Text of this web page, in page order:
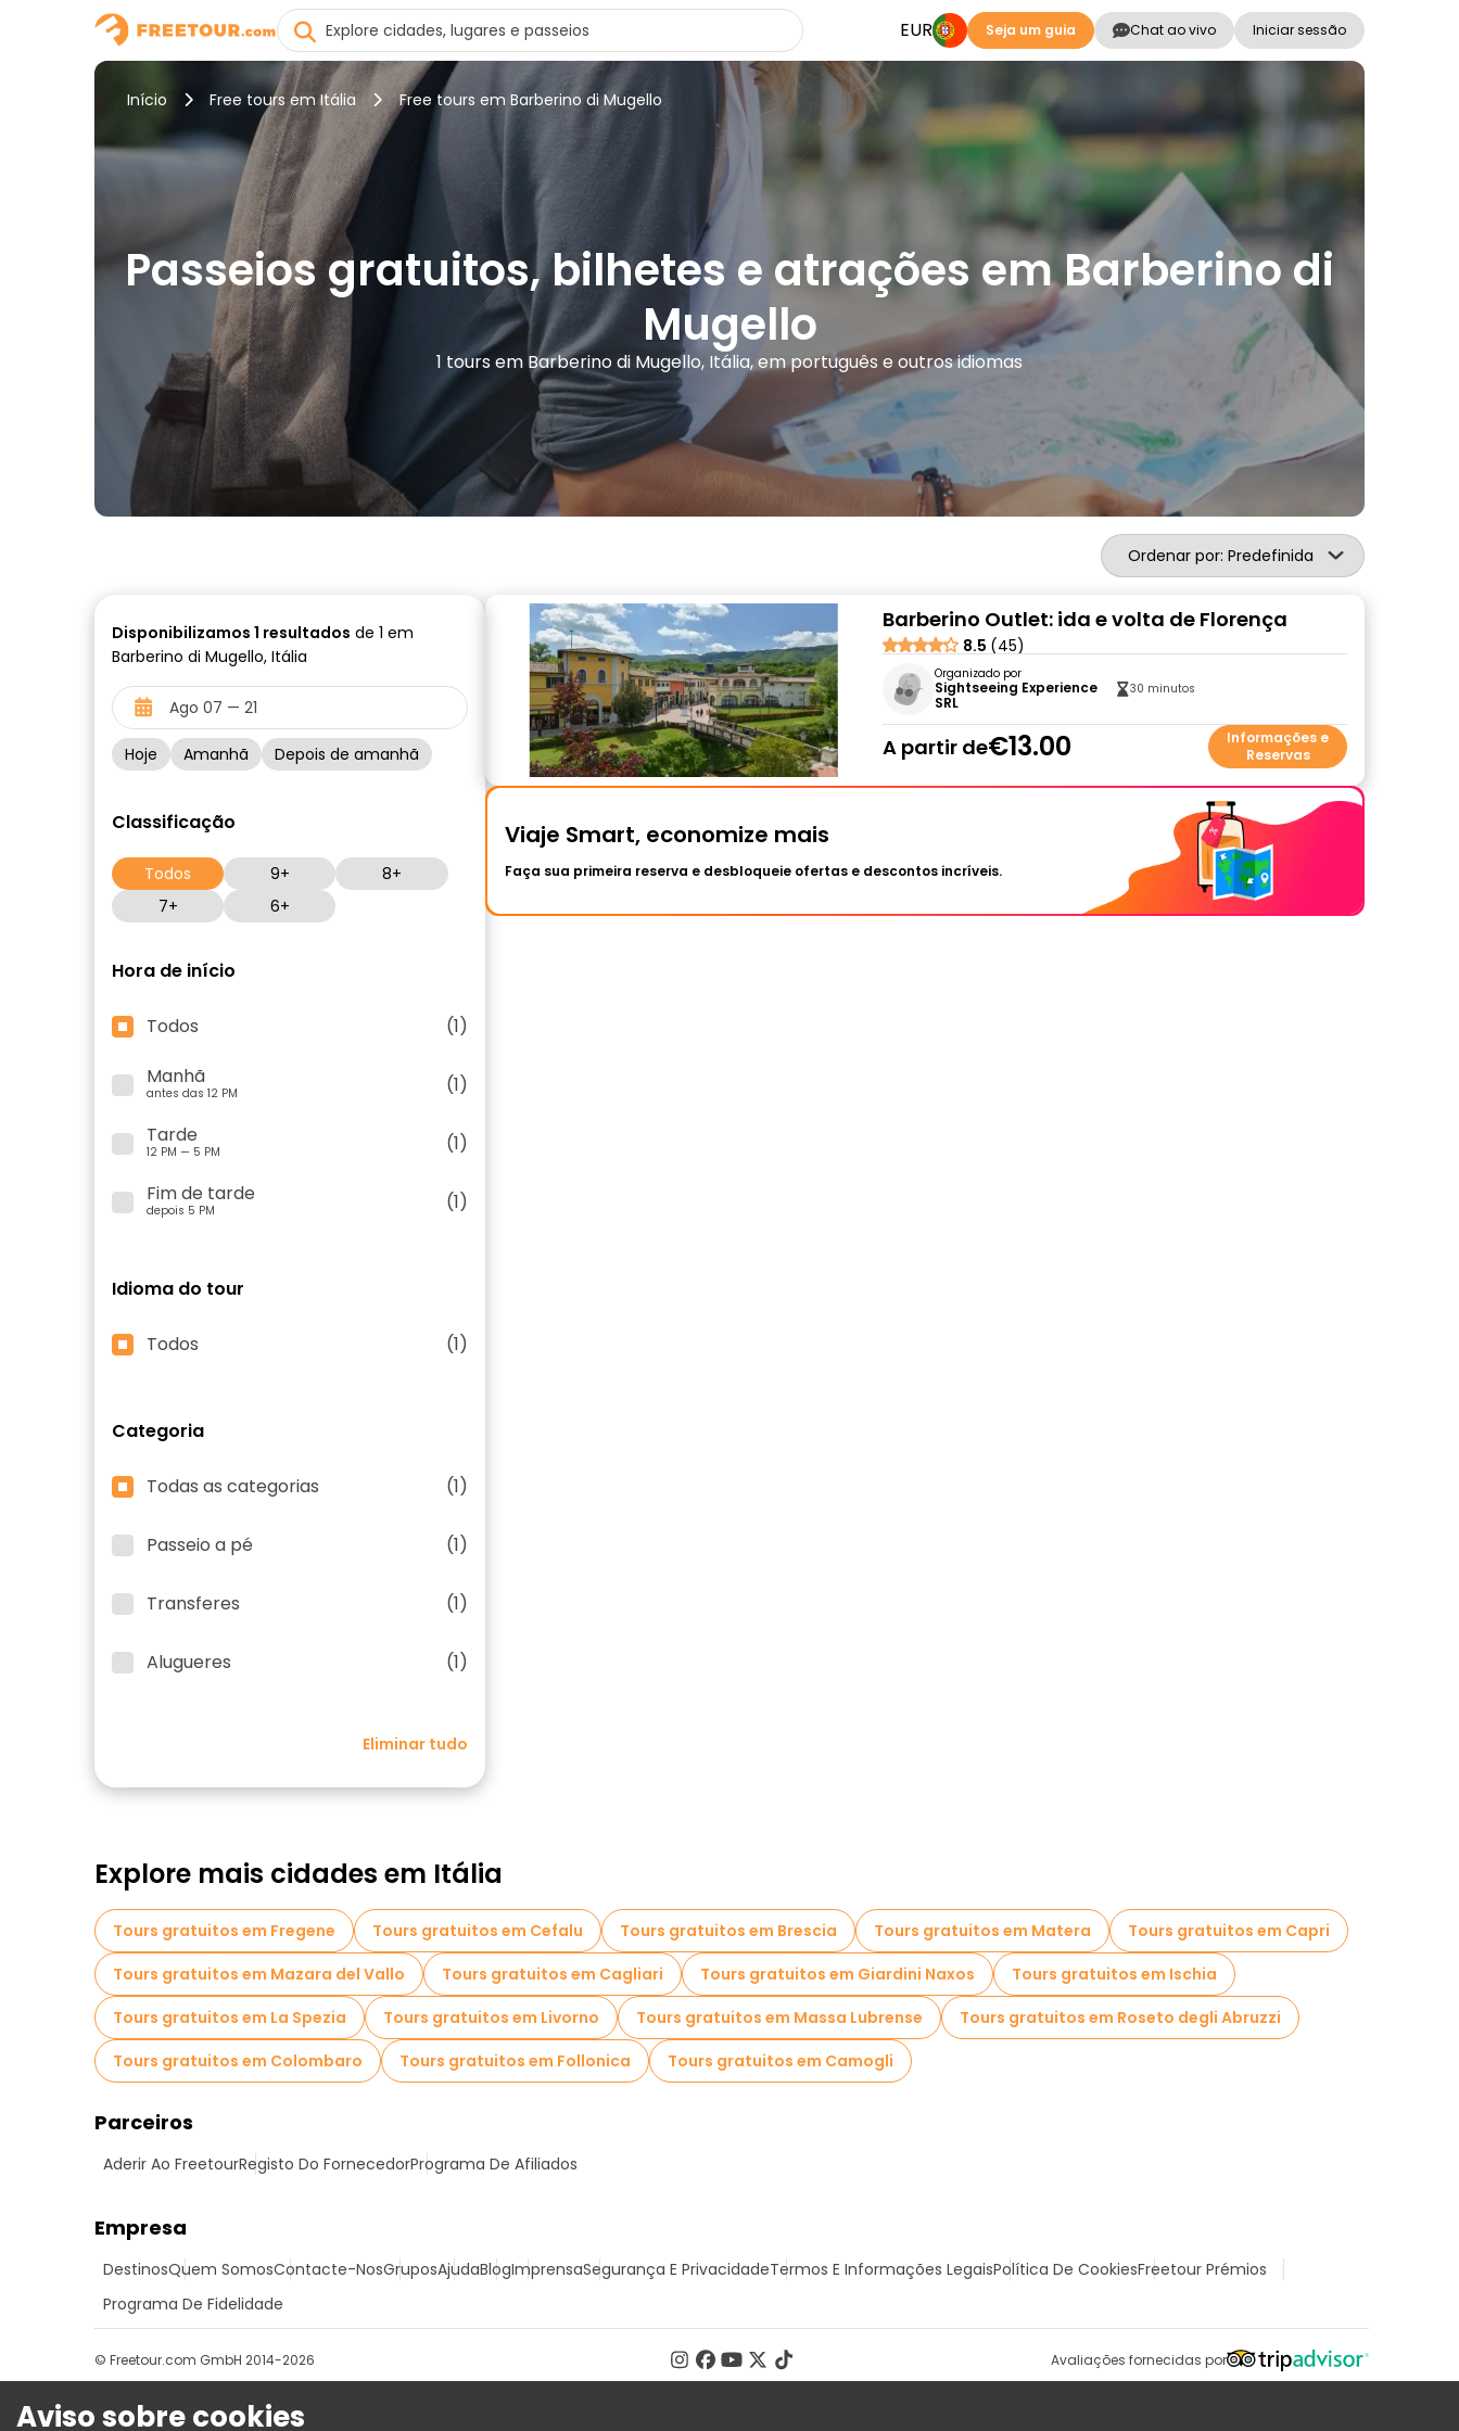
EUR Seja um guia Chat ao vivo Iniciar sessão
Início Free tours em Itália Free tours em Barberino di Mugello
Passeios gratuitos, bilhetes e atrações em Barberino di
Mugello
1 tours em Barberino di Mugello, Itália, em português e outros idiomas
Ordenar por: Predefinida
Disponibilizamos 1 resultados de 1 em
Barberino di Mugello, Itália
Hoje Amanhã Depois de amanhã
Classificação
Todos 9+
8+
7+
6+
Hora de início
Todos
(1)
Manhã
antes das 12 PM
(1)
Tarde
12 PM — 5 PM
(1)
Fim de tarde
depois 5 PM (1)
Idioma do tour
Todos (1)
Categoria
Todas as categorias (1)
Passeio a pé (1)
Transferes (1)
Alugueres (1)
Eliminar tudo
Barberino Outlet: ida e volta de Florença
8.5 (45)
Organizado por
Sightseeing Experience
SRL
30 minutos
A partir de€13.00
Informações e
Reservas
Viaje Smart, economize mais
Faça sua primeira reserva e desbloqueie ofertas e descontos incríveis.
Explore mais cidades em Itália
Tours gratuitos em Fregene Tours gratuitos em Cefalu Tours gratuitos em Brescia Tours gratuitos em Matera
Tours gratuitos em Capri
Tours gratuitos em Mazara del Vallo
Tours gratuitos em Cagliari Tours gratuitos em Giardini Naxos
Tours gratuitos em Ischia
Tours gratuitos em La Spezia
Tours gratuitos em Livorno Tours gratuitos em Massa Lubrense
Tours gratuitos em Roseto degli Abruzzi
Tours gratuitos em Colombaro
Tours gratuitos em Follonica Tours gratuitos em Camogli
Parceiros
Aderir Ao FreetourRegisto Do FornecedorPrograma De Afiliados
Empresa
DestinosQuem SomosContacte-NosGruposAjudaBlogImprensaSegurança E PrivacidadeTermos E Informações LegaisPolítica De CookiesFreetour Prémios
Programa De Fidelidade
Avaliações fornecidas por
© Freetour.com GmbH 2014-2026
Aviso sobre cookies